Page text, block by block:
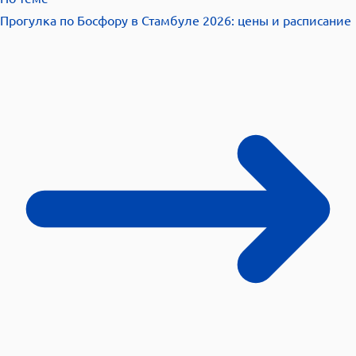
Прогулка по Босфору в Стамбуле 2026: цены и расписание